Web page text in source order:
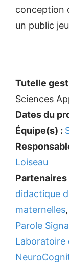
conception
un public
Tutelle
Sciences
Dates du
Équipe(s) :
Loiseau
Partenaires
didactique
maternelles,
Parole
Laboratoire